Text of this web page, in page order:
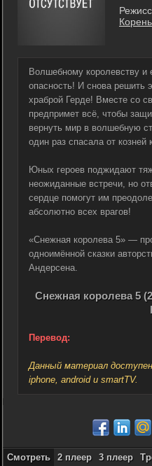
Волшебному королевству и
опасность! И снова решить
храброй Герде! Вместе со
предпримет всё, чтобы
вернуть мир в волшебную
один раз спасала от
Юных героев поджидают
неожиданные встречи, но
сердце помогут им
абсолютно всех врагов!
«Снежная королева 5» —
одноимённой сказки
Андерсена.
Снежная королева 5
Перевод:
Данный материал
iphone, android и smartTV.
Смотреть 2 плеер 3 плеер